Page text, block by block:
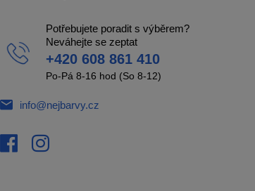
Potřebujete poradit s výběrem?
Neváhejte se zeptat
+420 608 861 410
Po-Pá 8-16 hod (So 8-12)
info@nejbarvy.cz